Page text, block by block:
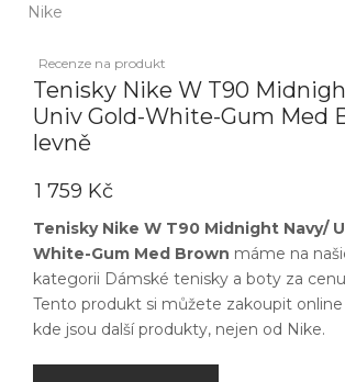
Nike
Recenze na produkt
Tenisky Nike W T90
Univ Gold-White-Gum Med
levně
1 759 Kč
Tenisky Nike W T90 Midnight Navy/
White-Gum Med Brown máme na
kategorii Dámské tenisky a boty za cenu
Tento produkt si můžete zakoupit online
kde jsou další produkty, nejen od Nike.